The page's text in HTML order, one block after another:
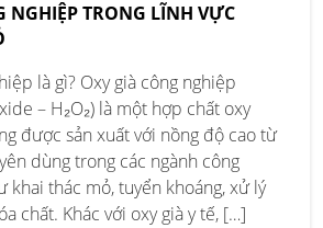
NGHIỆP TRONG LĨNH VỰC
là gì? Oxy già công nghiệp
– H₂O₂) là một hợp chất oxy
được sản xuất với nồng độ cao từ
dùng trong các ngành công
khai thác mỏ, tuyển khoáng, xử lý
chất. Khác với oxy già y tế, […]